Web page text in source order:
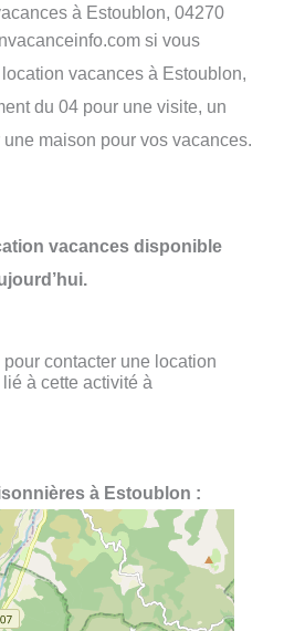
à Estoublon, 04270
si vous
vacances à Estoublon,
du 04 pour une visite, un
maison pour vos vacances.
vacances disponible
contacter une location
à cette activité à
à Estoublon :